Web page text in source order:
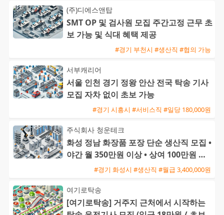
(주)디에스앤탑
SMT OP 및 검사원 모집 주간고정 근무 초
보 가능 및 식대 혜택 제공
#경기 부천시 #생산직 #협의 가능
서부캐리어
서울 인천 경기 정왕 안산 전국 탁송 기사
모집 자차 없이 초보 가능
#경기 시흥시 #서비스직 #일당 180,000원
주식회사 청운테크
화성 정남 화장품 포장 단순 생산직 모집 •
야간 월 350만원 이상 • 상여 100만원 및
정착지원금 40#경기 화성시 #생산직 #월급 3,400,000원
여기로탁송
[여기로탁송] 거주지 근처에서 시작하는